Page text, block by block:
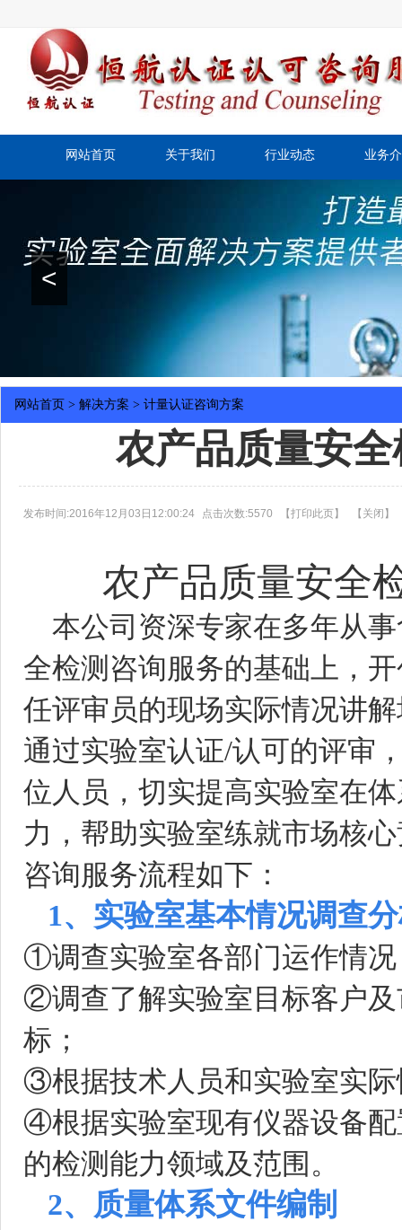
网站首页 关于我们 行业动态 业务
<
网站首页 > 解决方案 > 计量认证咨询方案
农产品质量安
发布时间:2016年12月03日12:00:24 点击次数:5570 【打印此页】 【 关闭 】
农产品质量安全检
本公司资深专家在多年从
全检测咨询服务的基础上，
任评审员的现场实际情况讲
通过实验室认证/认可的评审
位人员，切实提高实验室在
力，帮助实验室练就市场核
咨询服务流程如下：
1、实验室基本情况调查
①调查实验室各部门运作情
②调查了解实验室目标客户
标；
③根据技术人员和实验室实
④根据实验室现有仪器设备
的检测能力领域及范围。
2、质量体系文件编制